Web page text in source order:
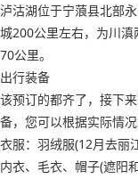
泸沽湖位于宁蒗县北部
城200公里左右，为川
70公里。
出行装备
该预订的都齐了，接下
备，您可以根据实际情况
衣服：羽绒服(12月去丽
内衣、毛衣、帽子(遮阳